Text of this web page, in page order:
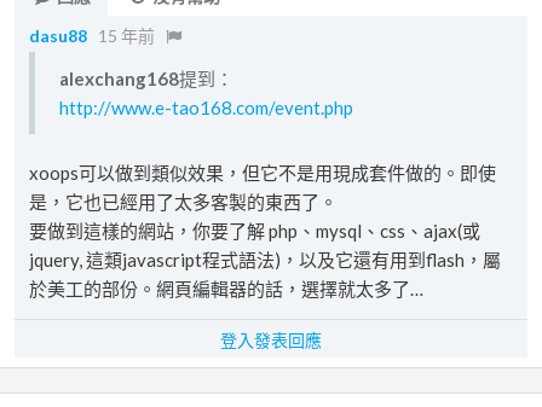
dasu88 15 年前
alexchang168提到：
http://www.e-tao168.com/event.php
xoops可以做到類似效果，但它不是用現成套件做的。即使
是，它也已經用了太多客製的東西了。
要做到這樣的網站，你要了解 php、mysql、css、ajax(或
jquery, 這類javascript程式語法)，以及它還有用到flash，屬
於美工的部份。網頁編輯器的話，選擇就太多了…
登入發表回應